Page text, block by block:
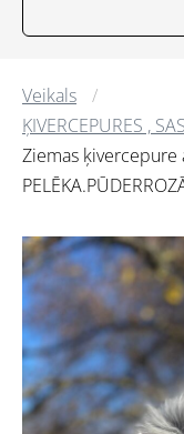
Veikals
ĶIVERCEPURES ,
Ziemas